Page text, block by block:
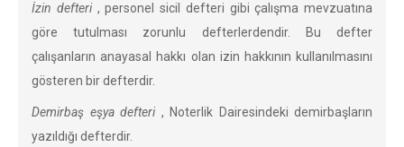
İzin defteri , personel sicil defteri gibi çalışma mevzuatına
göre tutulması zorunlu defterlerdendir. Bu defter
çalışanların anayasal hakkı olan izin hakkının kullanılmasını
gösteren bir defterdir.
Demirbaş eşya defteri , Noterlik Dairesindeki demirbaşların
yazıldığı defterdir.